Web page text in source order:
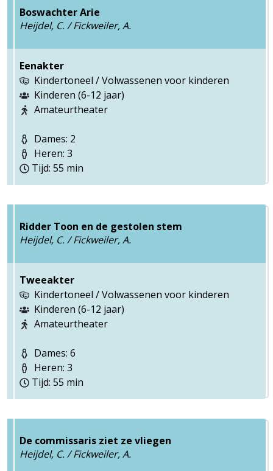
Boswachter Arie
Heijdel, C. / Fickweiler, A.
Eenakter
Kindertoneel / Volwassenen voor kinderen
Kinderen (6-12 jaar)
Amateurtheater
Dames: 2
Heren: 3
Tijd: 55 min
Ridder Toon en de gestolen stem
Heijdel, C. / Fickweiler, A.
Tweeakter
Kindertoneel / Volwassenen voor kinderen
Kinderen (6-12 jaar)
Amateurtheater
Dames: 6
Heren: 3
Tijd: 55 min
De commissaris ziet ze vliegen
Heijdel, C. / Fickweiler, A.